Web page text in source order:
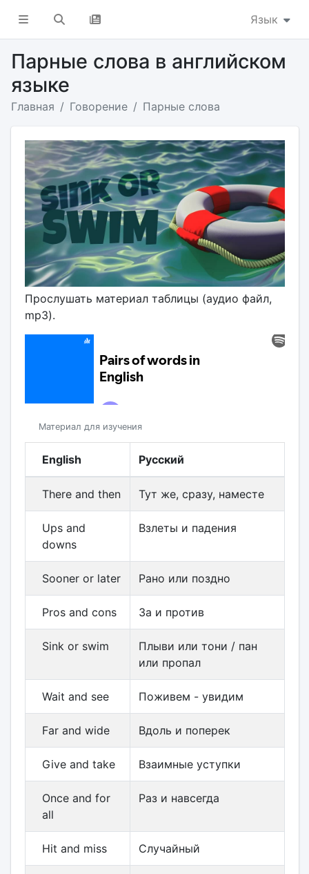
Язык
Парные слова в английском
языке
Главная Говорение Парные слова
Прослушать материал таблицы (аудио файл,
mp3).
Материал для изучения
English Русский
There and then Тут же, сразу, наместе
Ups and
downs
Взлеты и падения
Sooner or later Рано или поздно
Pros and cons За и против
Sink or swim
Плыви или тони / пан
или пропал
Wait and see Поживем - увидим
Far and wide Вдоль и поперек
Give and take Взаимные уступки
Once and for
all
Раз и навсегда
Hit and miss Случайный